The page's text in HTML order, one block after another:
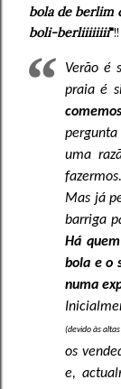
bola de berlim
boli-berliiiiiiii"
Verão é
praia é
uma
fazermos.
Mas já
barriga
Há
bola e o
numa
(devido às
os
e,